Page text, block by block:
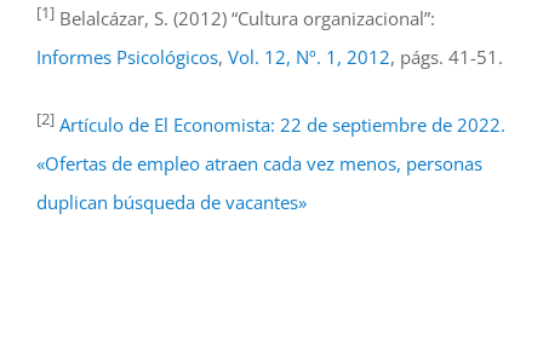
[1] Belalcázar, S. (2012) “Cultura organizacional”:
Informes Psicológicos, Vol. 12, Nº. 1, 2012, págs. 41-51.
[2] Artículo de El Economista: 22 de septiembre de 2022.
«Ofertas de empleo atraen cada vez menos, personas
duplican búsqueda de vacantes»